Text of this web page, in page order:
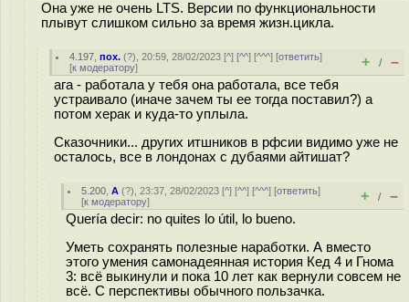
Она уже не очень LTS. Версии по функциональности
плывут слишком сильно за время жизн.цикла.
4.197 ,пох. (?), 20:59, 28/02/2023 [^] [^^] [^^^] [ответить]
[к модератору] + / –
ага - работала у тебя она работала, все тебя
устраивало (иначе зачем ты ее тогда поставил?) а
потом херак и куда-то уплыла.
Сказочники... других итшников в рфсии видимо уже не
осталось, все в лондонах с дубаями айтишат?
5.200 ,A (?), 23:37, 28/02/2023 [^] [^^] [^^^] [ответить]
[к модератору] + / –
Quería decir: no quites lo útil, lo bueno.
Уметь сохранять полезные наработки. А вместо
этого умения самонадеянная история Кед 4 и Гнома
3: всё выкинули и пока 10 лет как вернули совсем не
всё. С перспективы обычного пользачка.